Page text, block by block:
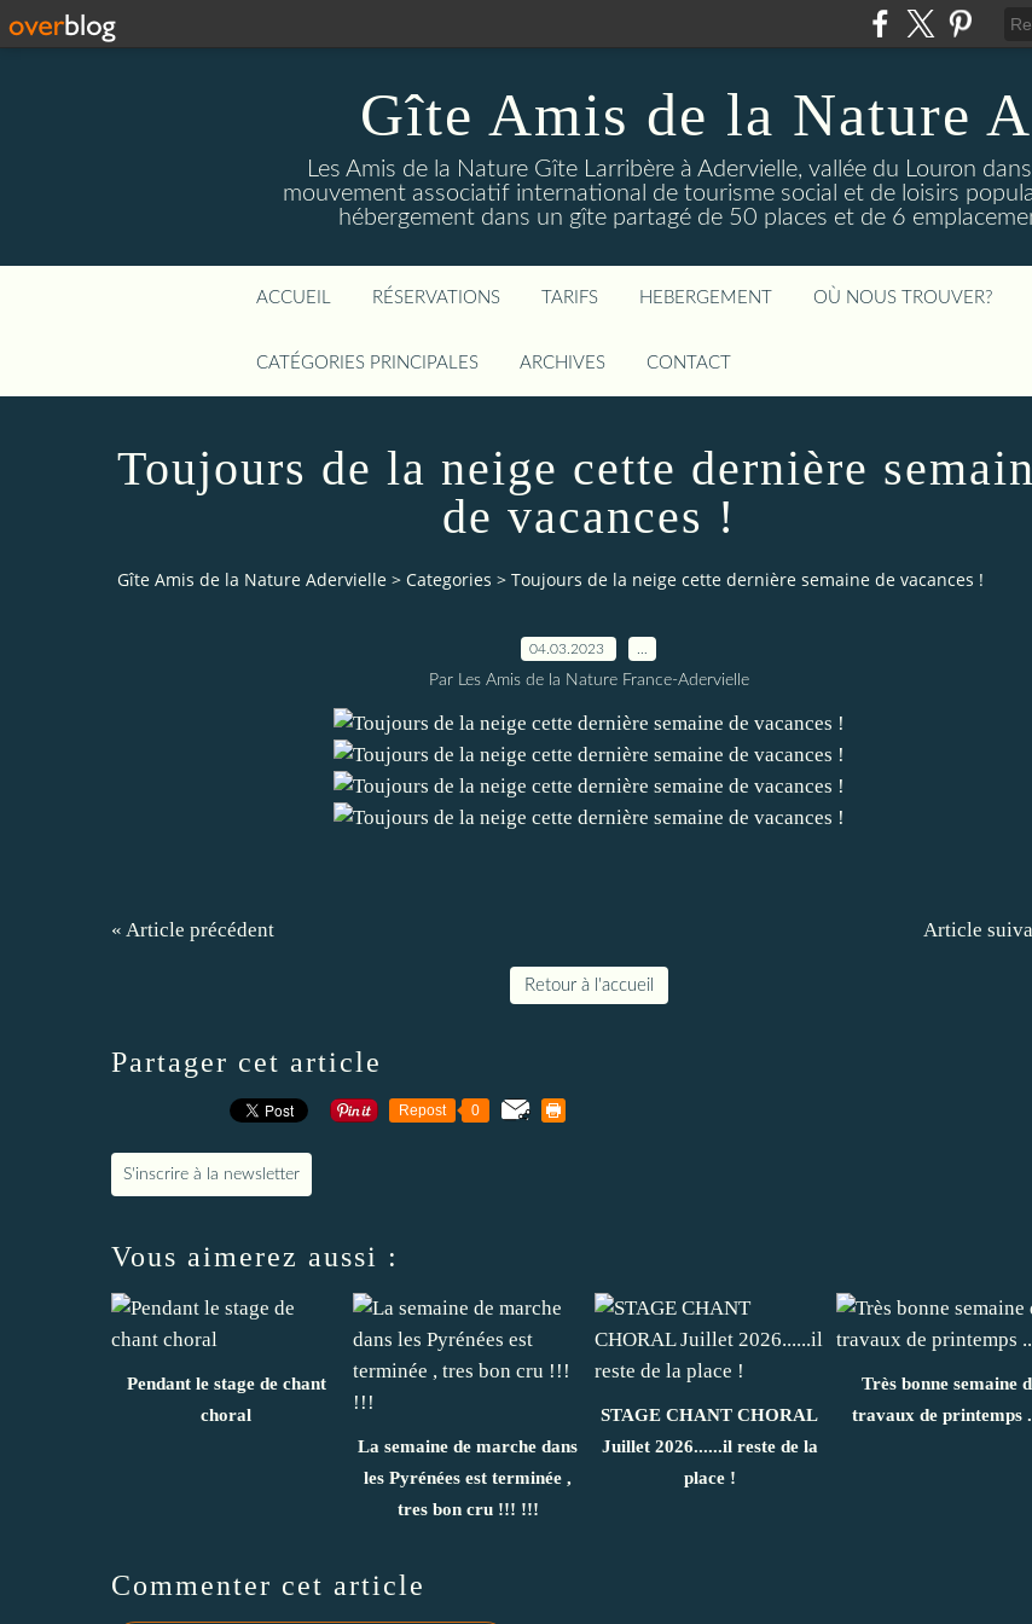
Gîte Amis de la Nature
Les Amis de la Nature Gîte Larribère à Adervielle, vallée du Louron
mouvement associatif international de tourisme social et de loisirs
hébergement dans un gîte partagé de 50 places et de 6
ACCUEIL RÉSERVATIONS TARIFS HEBERGEMENT OÙ NOUS TROUVER?
CATÉGORIES PRINCIPALES ARCHIVES CONTACT
Toujours de la neige cette dernière
de vacances !
Gîte Amis de la Nature Adervielle > Categories > Toujours de la neige cette dernière semaine de vacances !
04.03.2023
Par Les Amis de la Nature France-Adervielle
« Article précédent Article
Retour à l'accueil
Partager cet article
Repost 0
S'inscrire à la newsletter
Vous aimerez aussi :
Pendant le stage de chant
choral
La semaine de marche dans
les Pyrénées est terminée ,
tres bon cru !!! !!!
STAGE CHANT CHORAL
Juillet 2026......il reste de la
place !
Très bonne semaine
travaux de printemps
Commenter cet article